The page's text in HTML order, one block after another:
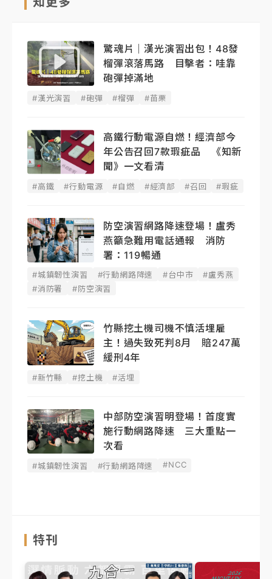
驚魂片｜漢光演習出包！48發
榴彈滾落馬路 目擊者：哇靠
砲彈掉滿地
#漢光演習 #砲彈 #榴彈 #苗栗
高鐵行動電源自燃！經濟部今
年公告召回7款瑕疵品 《知新
聞》一文看清
#高鐵 #行動電源 #自燃 #經濟部 #召回 #瑕疵
防空演習網路降速登場！盧秀
燕籲急難用電話通報 消防
署：119暢通
#城鎮韌性演習 #行動網路降速 #台中市
#盧秀燕
#消防署
#防空演習
竹縣挖土機司機不慎活埋雇
主！過失致死判8月 賠247萬
緩刑4年
#新竹縣 #挖土機 #活埋
中部防空演習明登場！首度實
施行動網路降速 三大重點一
次看
#城鎮韌性演習 #行動網路降速 #NCC
特刊